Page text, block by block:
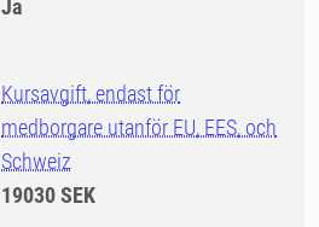
Ja
Kursavgift, endast för
medborgare utanför EU, EES, och
Schweiz
19030 SEK